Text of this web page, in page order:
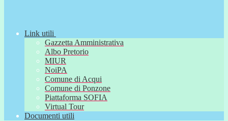
Link utili
Gazzetta Amministrativa
Albo Pretorio
MIUR
NoiPA
Comune di Acqui
Comune di Ponzone
Piattaforma SOFIA
Virtual Tour
Documenti utili